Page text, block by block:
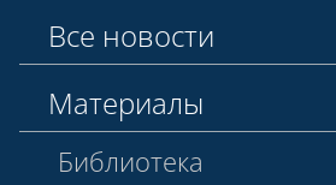
Все новости
Материалы
Библиотека